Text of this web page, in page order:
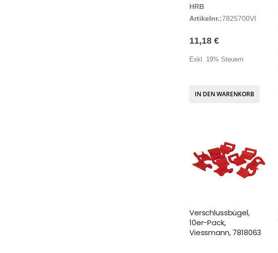
HRB
Artikelnr.:7825700VI
11,18 €
Exkl. 19% Steuern
IN DEN WARENKORB
Verschlussbügel,
10er-Pack,
Viessmann, 7818063